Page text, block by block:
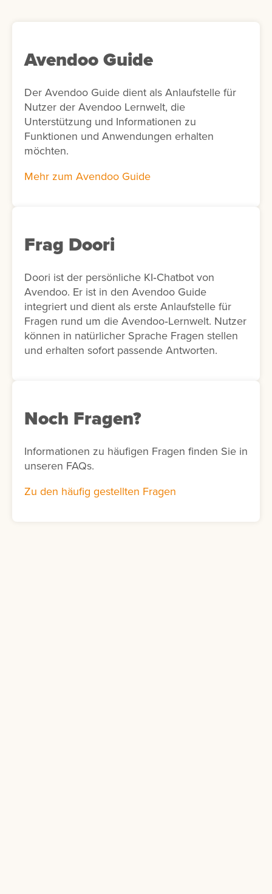
Avendoo Guide
Der Avendoo Guide dient als Anlaufstelle für
Nutzer der Avendoo Lernwelt, die
Unterstützung und Informationen zu
Funktionen und Anwendungen erhalten
möchten.
Mehr zum Avendoo Guide
Frag Doori
Doori ist der persönliche KI‑Chatbot von
Avendoo. Er ist in den Avendoo Guide
integriert und dient als erste Anlaufstelle für
Fragen rund um die Avendoo‑Lernwelt. Nutzer
können in natürlicher Sprache Fragen stellen
und erhalten sofort passende Antworten.
Noch Fragen?
Informationen zu häufigen Fragen finden Sie in
unseren FAQs.
Zu den häufig gestellten Fragen